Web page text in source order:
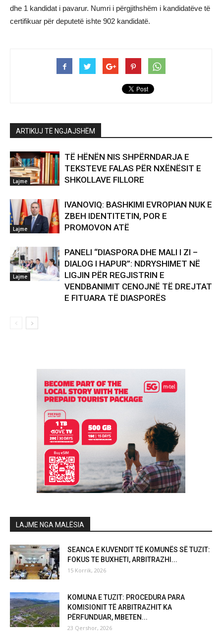
dhe 1 kandidat i pavarur. Numri i përgjithshëm i kandidatëve të
certifikuar për deputetë ishte 902 kandidatë.
ARTIKUJ TË NGJAJSHËM
Lajme
TË HËNËN NIS SHPËRNDARJA E
TEKSTEVE FALAS PËR NXËNËSIT E
SHKOLLAVE FILLORE
Lajme
IVANOVIQ: BASHKIMI EVROPIAN NUK E
ZBEH IDENTITETIN, POR E
PROMOVON ATË
Lajme
PANELI “DIASPORA DHE MALI I ZI –
DIALOG I HAPUR”: NDRYSHIMET NË
LIGJIN PËR REGJISTRIN E
VENDBANIMIT CENOJNË TË DREJTAT
E FITUARA TË DIASPORËS
LAJME NGA MALËSIA
SEANCA E KUVENDIT TË KOMUNËS SË TUZIT:
FOKUS TE BUXHETI, ARBITRAZHI...
15 Korrik, 2026
KOMUNA E TUZIT: PROCEDURA PARA
KOMISIONIT TË ARBITRAZHIT KA
PËRFUNDUAR, MBETEN...
23 Qershor, 2026